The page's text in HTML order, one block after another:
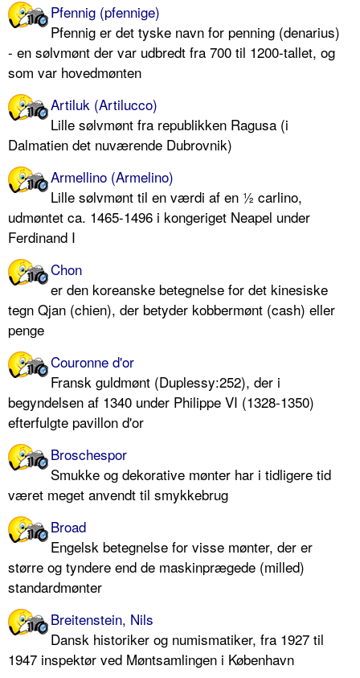
Pfennig (pfennige)
Pfennig er det tyske navn for penning (denarius)
- en sølvmønt der var udbredt fra 700 til 1200-tallet, og
som var hovedmønten
Artiluk (Artilucco)
Lille sølvmønt fra republikken Ragusa (i
Dalmatien det nuværende Dubrovnik)
Armellino (Armelino)
Lille sølvmønt til en værdi af en ½ carlino,
udmøntet ca. 1465-1496 i kongeriget Neapel under
Ferdinand I
Chon
er den koreanske betegnelse for det kinesiske
tegn Qjan (chien), der betyder kobbermønt (cash) eller
penge
Couronne d'or
Fransk guldmønt (Duplessy:252), der i
begyndelsen af 1340 under Philippe VI (1328-1350)
efterfulgte pavillon d'or
Broschespor
Smukke og dekorative mønter har i tidligere tid
været meget anvendt til smykkebrug
Broad
Engelsk betegnelse for visse mønter, der er
større og tyndere end de maskinprægede (milled)
standardmønter
Breitenstein, Nils
Dansk historiker og numismatiker, fra 1927 til
1947 inspektør ved Møntsamlingen i København